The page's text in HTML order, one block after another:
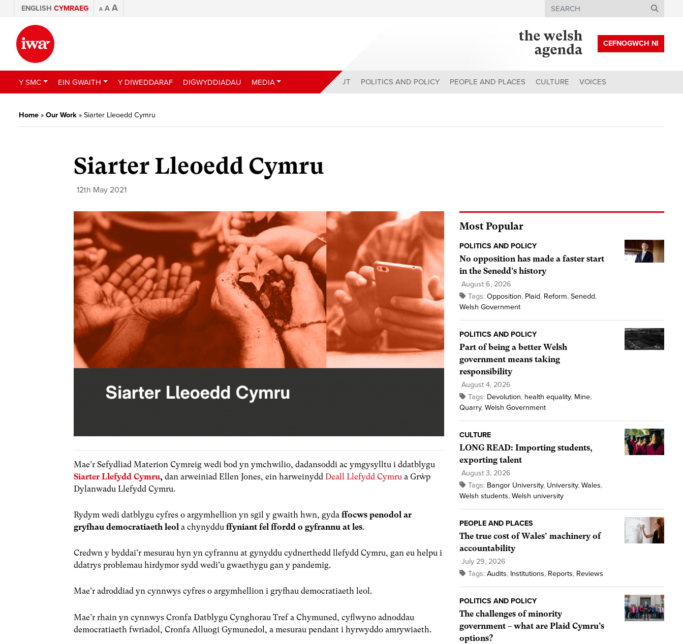
ENGLISH CYMRAEG A A A Search
CEFNOGWCH NI
Y SMC EIN GWAITH Y DIWEDDARAF DIGWYDDIADAU MEDIA ABOUT POLITICS AND POLICY PEOPLE AND PLACES CULTURE VOICES
Home » Our Work » Siarter Lleoedd Cymru
Siarter Lleoedd Cymru
12th May 2021
Mae’r Sefydliad Materion Cymreig wedi bod yn ymchwilio, dadansoddi ac ymgysylltu i ddatblygu
Siarter Llefydd Cymru, dan arweiniad Ellen Jones, ein harweinyddDeall Llefydd Cymru a Grŵp
Dylanwadu Llefydd Cymru.
Rydym wedi datblygu cyfres o argymhellion yn sgil y gwaith hwn, gydaffocws penodol ar
gryfhau democratiaeth leol a chynyddu ffyniant fel ffordd o gyfrannu at les.
Credwn y byddai’r mesurau hyn yn cyfrannu at gynyddu cydnerthedd llefydd Cymru, gan eu helpu i
ddatrys problemau hirdymor sydd wedi’u gwaethygu gan y pandemig.
Mae’r adroddiad yn cynnwys cyfres o argymhellion i gryfhau democratiaeth leol.
Mae’r rhain yn cynnwys Cronfa Datblygu Cynghorau Tref a Chymuned, cyflwyno adnoddau
democratiaeth fwriadol, Cronfa Alluogi Gymunedol, a mesurau pendant i hyrwyddo amrywiaeth.
Most Popular
POLITICS AND POLICY
No opposition has made a faster start
in the Senedd’s history
August 6, 2026
Tags: Opposition, Plaid, Reform, Senedd,
Welsh Government
POLITICS AND POLICY
Part of being a better Welsh
government means taking
responsibility
August 4, 2026
Tags: Devolution, health equality, Mine,
Quarry, Welsh Government
CULTURE
LONG READ: Importing students,
exporting talent
August 3, 2026
Tags: Bangor University, University, Wales,
Welsh students, Welsh university
PEOPLE AND PLACES
The true cost of Wales’ machinery of
accountability
July 29, 2026
Tags: Audits, Institutions, Reports, Reviews
POLITICS AND POLICY
The challenges of minority
government – what are Plaid Cymru’s
options?